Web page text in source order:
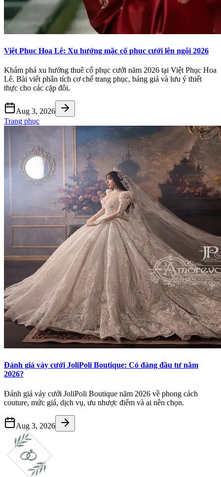
Việt Phục Hoa Lê: Xu hướng mặc cổ phục cưới lên ngôi 2026
Khám phá xu hướng thuê cổ phục cưới năm 2026 tại Việt Phục Hoa
Lê. Bài viết phân tích cơ chế trang phục, bảng giá và lưu ý thiết
thực cho các cặp đôi.
Aug 3, 2026
Trang phục
Đánh giá váy cưới JoliPoli Boutique: Có đáng đầu tư năm
2026?
Đánh giá váy cưới JoliPoli Boutique năm 2026 về phong cách
couture, mức giá, dịch vụ, ưu nhược điểm và ai nên chọn.
Aug 3, 2026